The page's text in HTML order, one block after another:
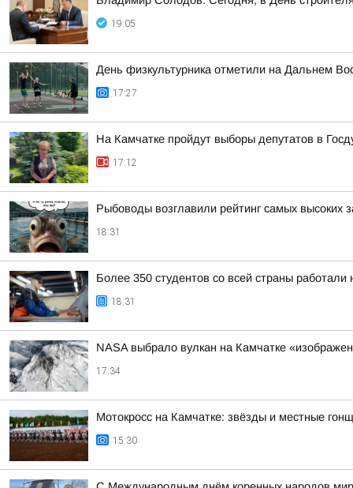
19:05
День физкультурника отметили на Дальнем
17:27
На Камчатке пройдут выборы депутатов в
17:12
Рыбоводы возглавили рейтинг самых высоких
18:31
Более 350 студентов со всей страны работали
18:31
NASA выбрало вулкан на Камчатке
17:34
Мотокросс на Камчатке: звёзды и местные
15:30